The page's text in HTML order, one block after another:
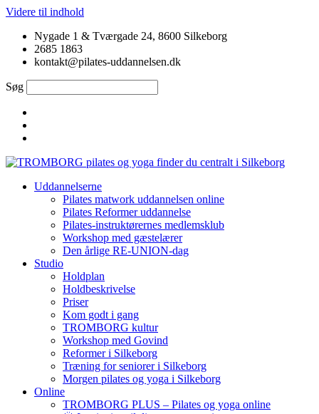
Videre til indhold
Nygade 1 & Tværgade 24, 8600 Silkeborg
2685 1863
kontakt@pilates-uddannelsen.dk
Søg
Uddannelserne
Pilates matwork uddannelsen online
Pilates Reformer uddannelse
Pilates-instruktørernes medlemsklub
Workshop med gæstelærer
Den årlige RE-UNION-dag
Studio
Holdplan
Holdbeskrivelse
Priser
Kom godt i gang
TROMBORG kultur
Workshop med Govind
Reformer i Silkeborg
Træning for seniorer i Silkeborg
Morgen pilates og yoga i Silkeborg
Online
TROMBORG PLUS – Pilates og yoga online